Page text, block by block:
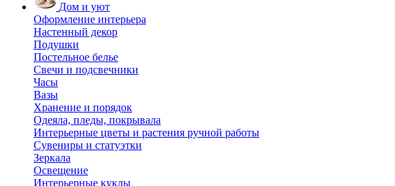
Дом и уют
Оформление интерьера
Настенный декор
Подушки
Постельное белье
Свечи и подсвечники
Часы
Вазы
Хранение и порядок
Одеяла, пледы, покрывала
Интерьерные цветы и растения ручной работы
Сувениры и статуэтки
Зеркала
Освещение
Интерьерные куклы